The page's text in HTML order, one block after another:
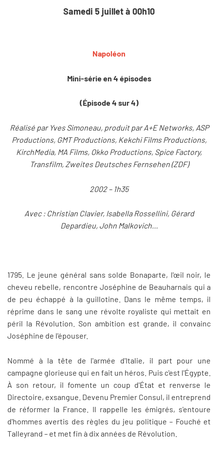
Samedi 5 juillet à 00h10
Napoléon
Mini-série en 4 épisodes
(Épisode 4 sur 4)
Réalisé par Yves Simoneau, produit par A+E Networks, ASP
Productions, GMT Productions, Kekchi Films Productions,
KirchMedia, MA Films, Okko Productions, Spice Factory,
Transfilm, Zweites Deutsches Fernsehen (ZDF)
2002 – 1h35
Avec : Christian Clavier, Isabella Rossellini, Gérard
Depardieu, John Malkovich…
1795. Le jeune général sans solde Bonaparte, l'œil noir, le
cheveu rebelle, rencontre Joséphine de Beauharnais qui a
de peu échappé à la guillotine. Dans le même temps, il
réprime dans le sang une révolte royaliste qui mettait en
péril la Révolution. Son ambition est grande, il convainc
Joséphine de l'épouser.
Nommé à la tête de l'armée d'Italie, il part pour une
campagne glorieuse qui en fait un héros. Puis c'est l'Égypte.
À son retour, il fomente un coup d'État et renverse le
Directoire, exsangue. Devenu Premier Consul, il entreprend
de réformer la France. Il rappelle les émigrés, s'entoure
d'hommes avertis des règles du jeu politique – Fouché et
Talleyrand – et met fin à dix années de Révolution.